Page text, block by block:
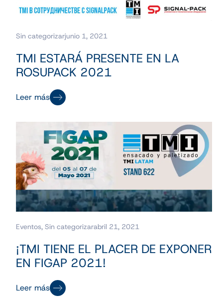
Sin categorizarjunio 1, 2021
TMI ESTARÁ PRESENTE EN LA
ROSUPACK 2021
Leer más
Eventos,Sin categorizarabril 21, 2021
¡TMI TIENE EL PLACER DE EXPONER
EN FIGAP 2021!
Leer más